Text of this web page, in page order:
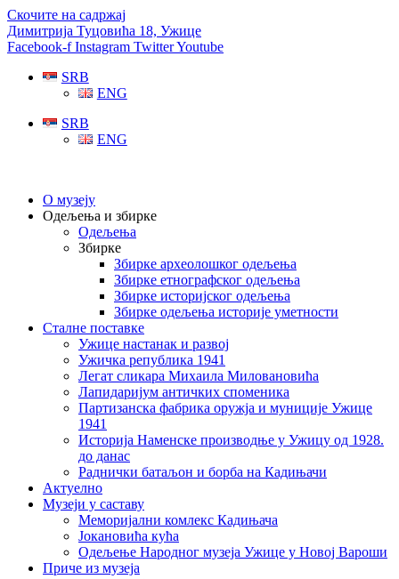
Скочите на садржај
Димитрија Туцовића 18, Ужице
Facebook-f Instagram TwitterYoutube
SRB
ENG
SRB
ENG
О музеју
Одељења и збирке
Одељења
Збирке
Збирке археолошког одељења
Збирке етнографског одељења
Збирке историјског одељења
Збирке одељења историје уметности
Сталне поставке
Ужице настанак и развој
Ужичка република 1941
Легат сликара Михаила Миловановића
Лапидаријум античких споменика
Партизанска фабрика оружја и муниције Ужице
1941
Историја Наменске производње у Ужицу од 1928.
до данас
Раднички батаљон и борба на Кадињачи
Актуелно
Музеји у саставу
Меморијални комлекс Кадињача
Јокановића кућа
Oдељење Народног музеја Ужице у Новој Вароши
Приче из музеја